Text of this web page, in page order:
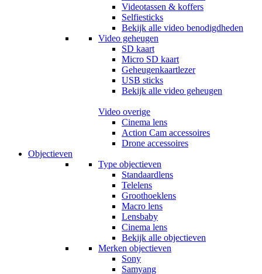
Videotassen & koffers
Selfiesticks
Bekijk alle video benodigdheden
Video geheugen
SD kaart
Micro SD kaart
Geheugenkaartlezer
USB sticks
Bekijk alle video geheugen
Video overige
Cinema lens
Action Cam accessoires
Drone accessoires
Objectieven
Type objectieven
Standaardlens
Telelens
Groothoeklens
Macro lens
Lensbaby
Cinema lens
Bekijk alle objectieven
Merken objectieven
Sony
Samyang